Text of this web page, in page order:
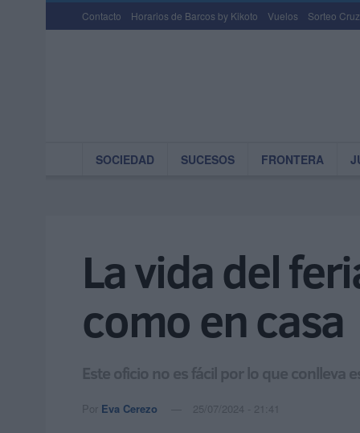
Contacto Horarios de Barcos by Kikoto Vuelos Sorteo
SOCIEDAD SUCESOS FRONTERA
La vida del
como en casa
Este oficio no es fácil por lo que conlleva
Por Eva Cerezo 25/07/2024 - 21:41